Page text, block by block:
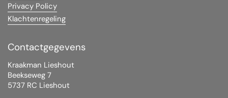
Privacy Policy
Klachtenregeling
Contactgegevens
Kraakman Lieshout
Beekseweg 7
5737 RC Lieshout